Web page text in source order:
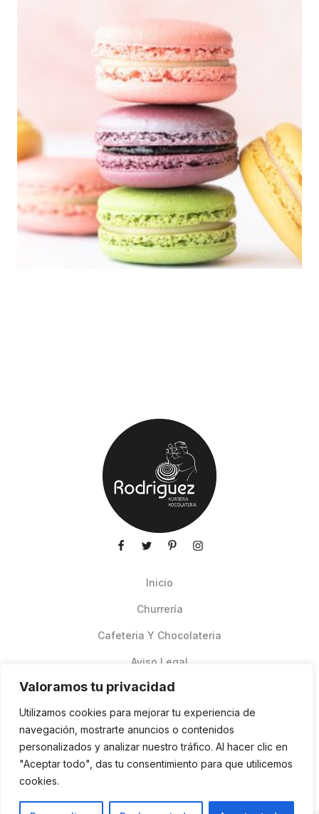
Valoramos tu privacidad
Utilizamos cookies para mejorar tu experiencia de
navegación, mostrarte anuncios o contenidos
personalizados y analizar nuestro tráfico. Al hacer clic en
"Aceptar todo", das tu consentimiento para que utilicemos
cookies.
Inicio
Churrería
Cafeteria Y Chocolateria
Aviso Legal
Pedidos Online Glovo
Contacto